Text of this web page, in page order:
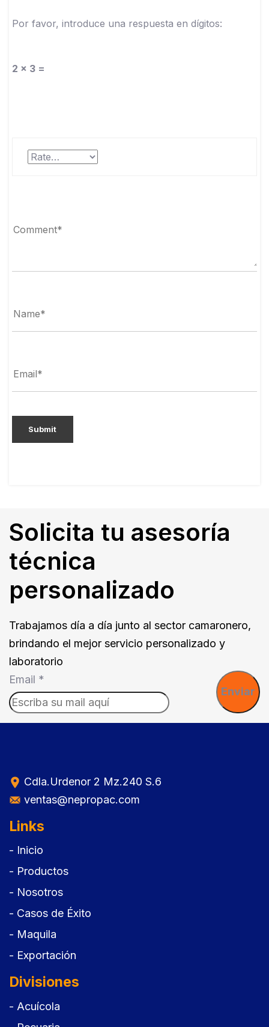
Por favor, introduce una respuesta en dígitos:
2 × 3 =
Solicita tu asesoría
técnica
personalizado
Trabajamos día a día junto al sector camaronero,
brindando el mejor servicio personalizado y
laboratorio
Email *
Enviar
Cdla.Urdenor 2 Mz.240 S.6
ventas@nepropac.com
Links
- Inicio
- Productos
- Nosotros
- Casos de Éxito
- Maquila
- Exportación
Divisiones
- Acuícola